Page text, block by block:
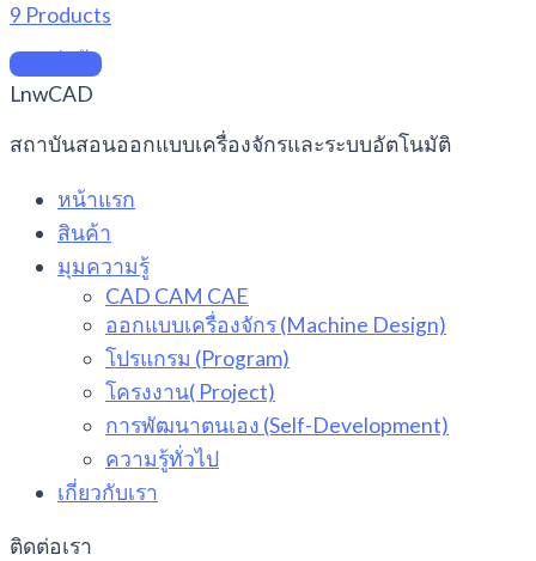
9 Products
คลิกสั่งซื้อ
LnwCAD
สถาบันสอนออกแบบเครื่องจักรและระบบอัตโนมัติ
หน้าแรก
สินค้า
มุมความรู้
CAD CAM CAE
ออกแบบเครื่องจักร (Machine Design)
โปรแกรม (Program)
โครงงาน( Project)
การพัฒนาตนเอง (Self-Development)
ความรู้ทั่วไป
เกี่ยวกับเรา
ติดต่อเรา